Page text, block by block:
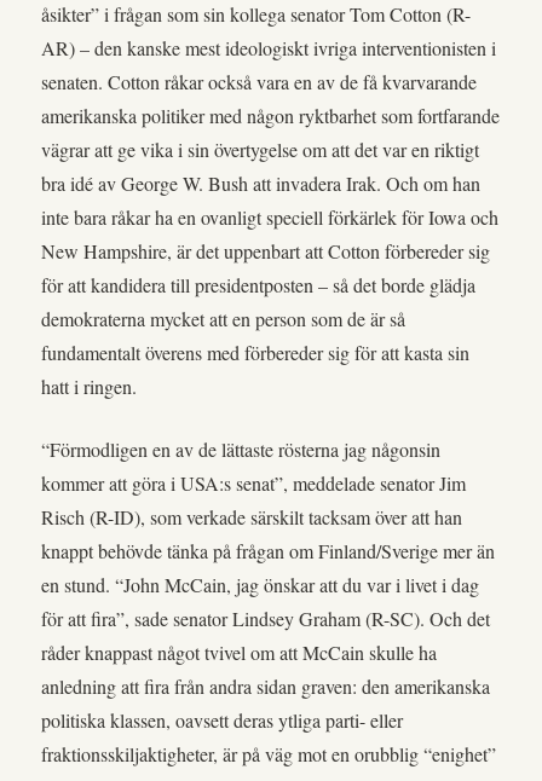
åsikter” i frågan som sin kollega senator Tom Cotton (R-
AR) – den kanske mest ideologiskt ivriga interventionisten i
senaten. Cotton råkar också vara en av de få kvarvarande
amerikanska politiker med någon ryktbarhet som fortfarande
vägrar att ge vika i sin övertygelse om att det var en riktigt
bra idé av George W. Bush att invadera Irak. Och om han
inte bara råkar ha en ovanligt speciell förkärlek för Iowa och
New Hampshire, är det uppenbart att Cotton förbereder sig
för att kandidera till presidentposten – så det borde glädja
demokraterna mycket att en person som de är så
fundamentalt överens med förbereder sig för att kasta sin
hatt i ringen.
“Förmodligen en av de lättaste rösterna jag någonsin
kommer att göra i USA:s senat”, meddelade senator Jim
Risch (R-ID), som verkade särskilt tacksam över att han
knappt behövde tänka på frågan om Finland/Sverige mer än
en stund. “John McCain, jag önskar att du var i livet i dag
för att fira”, sade senator Lindsey Graham (R-SC). Och det
råder knappast något tvivel om att McCain skulle ha
anledning att fira från andra sidan graven: den amerikanska
politiska klassen, oavsett deras ytliga parti- eller
fraktionsskiljaktigheter, är på väg mot en orubblig “enighet”